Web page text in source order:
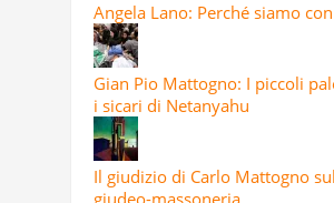
Angela Lano: Perché siamo
Gian Pio Mattogno: I piccoli
i sicari di Netanyahu
Il giudizio di Carlo Mattogno
giudeo-massoneria